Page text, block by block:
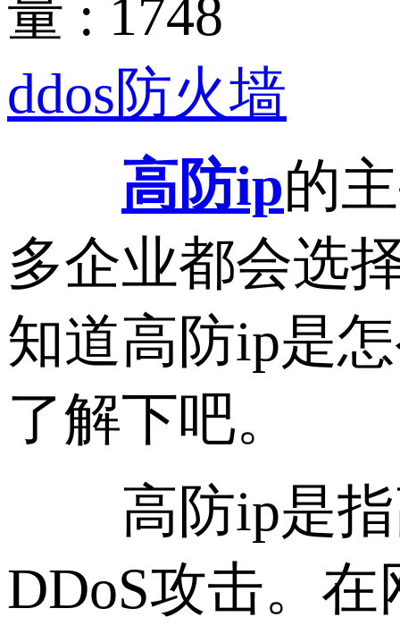
量 : 1748
ddos防火墙
高防ip的
多企业都会选
知道高防ip是
了解下吧。
高防ip是指
DDoS攻击。